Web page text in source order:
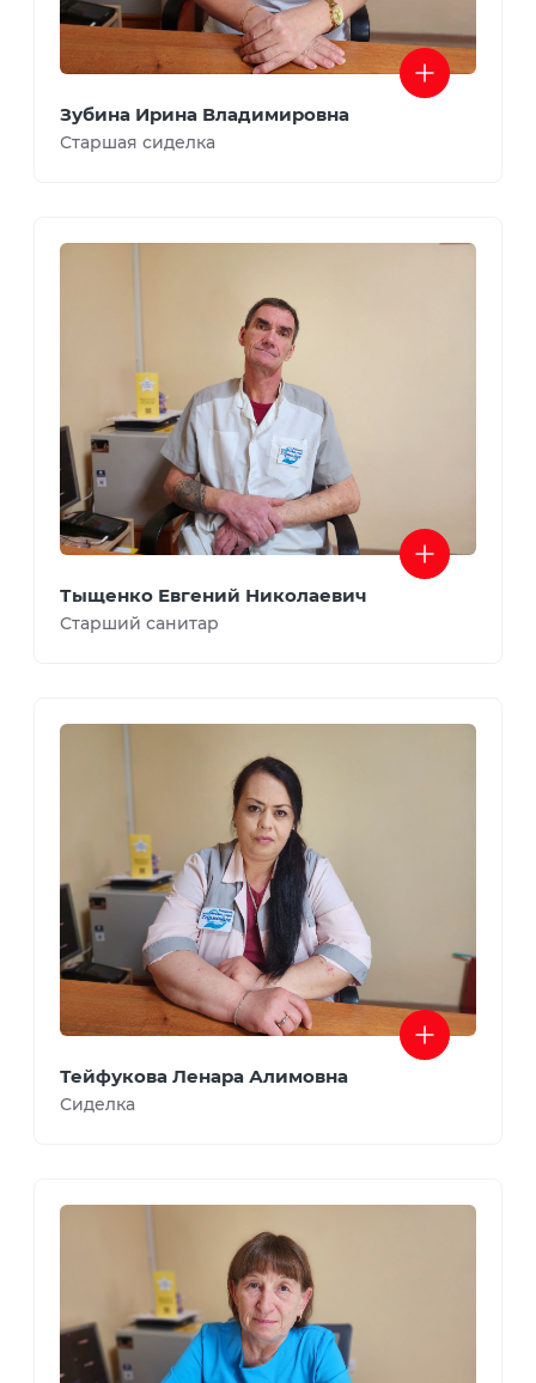
Зубина Ирина Владимировна
Старшая сиделка
Тыщенко Евгений Николаевич
Старший санитар
Тейфукова Ленара Алимовна
Сиделка